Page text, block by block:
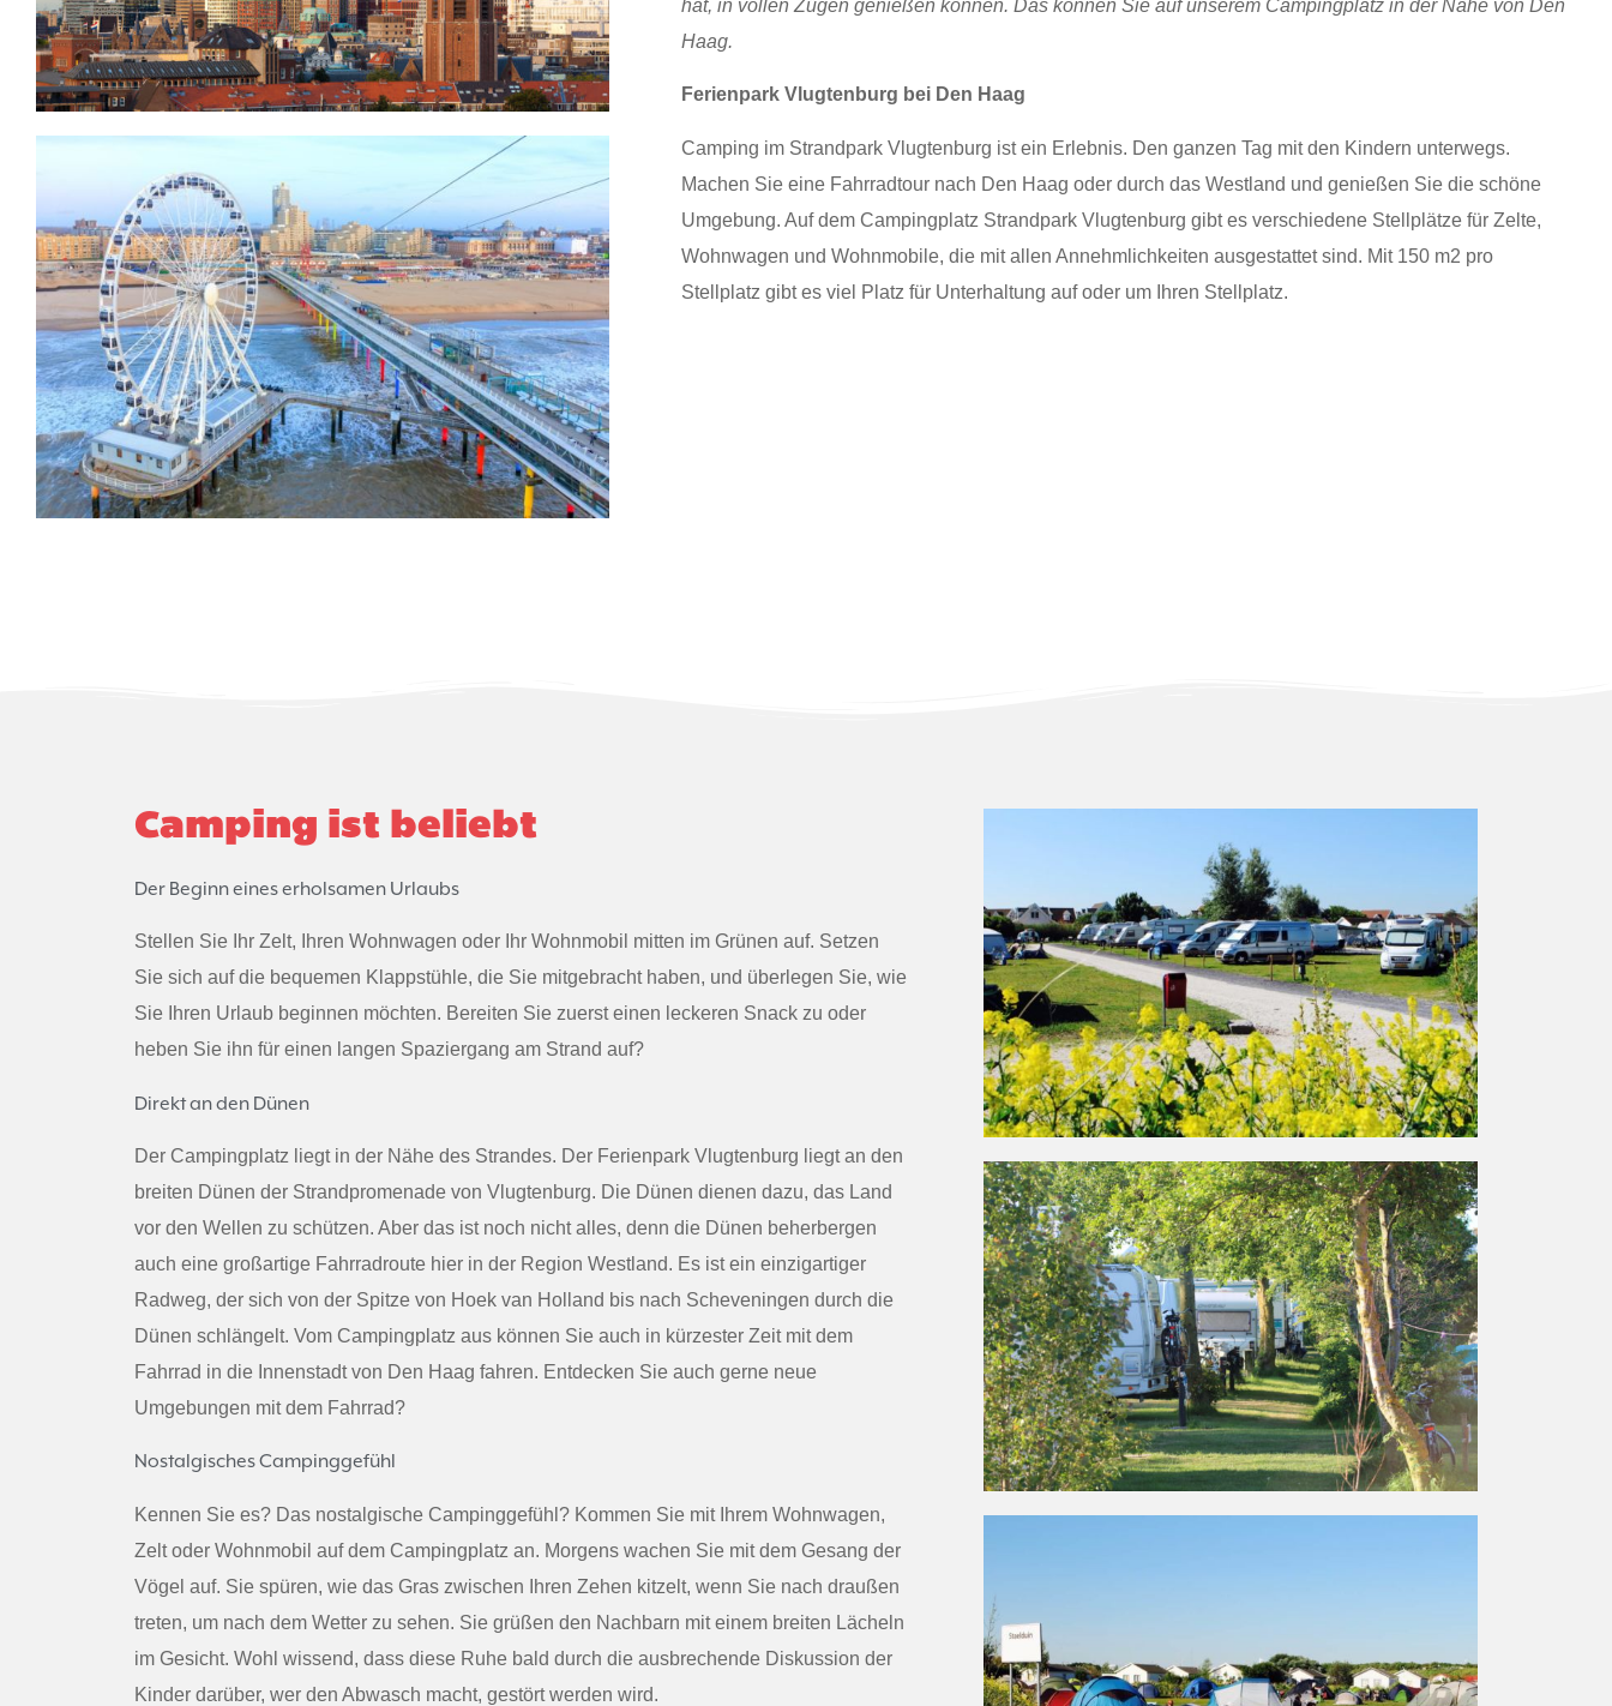
hat, in vollen Zügen genießen können. Das können Sie auf unserem Campingplatz in der Nähe von Den
Haag.
Ferienpark Vlugtenburg bei Den Haag
Camping im Strandpark Vlugtenburg ist ein Erlebnis. Den ganzen Tag mit den Kindern unterwegs.
Machen Sie eine Fahrradtour nach Den Haag oder durch das Westland und genießen Sie die schöne
Umgebung. Auf dem Campingplatz Strandpark Vlugtenburg gibt es verschiedene Stellplätze für Zelte,
Wohnwagen und Wohnmobile, die mit allen Annehmlichkeiten ausgestattet sind. Mit 150 m2 pro
Stellplatz gibt es viel Platz für Unterhaltung auf oder um Ihren Stellplatz.
Camping ist beliebt
Der Beginn eines erholsamen Urlaubs
Stellen Sie Ihr Zelt, Ihren Wohnwagen oder Ihr Wohnmobil mitten im Grünen auf. Setzen
Sie sich auf die bequemen Klappstühle, die Sie mitgebracht haben, und überlegen Sie, wie
Sie Ihren Urlaub beginnen möchten. Bereiten Sie zuerst einen leckeren Snack zu oder
heben Sie ihn für einen langen Spaziergang am Strand auf?
Direkt an den Dünen
Der Campingplatz liegt in der Nähe des Strandes. Der Ferienpark Vlugtenburg liegt an den
breiten Dünen der Strandpromenade von Vlugtenburg. Die Dünen dienen dazu, das Land
vor den Wellen zu schützen. Aber das ist noch nicht alles, denn die Dünen beherbergen
auch eine großartige Fahrradroute hier in der Region Westland. Es ist ein einzigartiger
Radweg, der sich von der Spitze von Hoek van Holland bis nach Scheveningen durch die
Dünen schlängelt. Vom Campingplatz aus können Sie auch in kürzester Zeit mit dem
Fahrrad in die Innenstadt von Den Haag fahren. Entdecken Sie auch gerne neue
Umgebungen mit dem Fahrrad?
Nostalgisches Campinggefühl
Kennen Sie es? Das nostalgische Campinggefühl? Kommen Sie mit Ihrem Wohnwagen,
Zelt oder Wohnmobil auf dem Campingplatz an. Morgens wachen Sie mit dem Gesang der
Vögel auf. Sie spüren, wie das Gras zwischen Ihren Zehen kitzelt, wenn Sie nach draußen
treten, um nach dem Wetter zu sehen. Sie grüßen den Nachbarn mit einem breiten Lächeln
im Gesicht. Wohl wissend, dass diese Ruhe bald durch die ausbrechende Diskussion der
Kinder darüber, wer den Abwasch macht, gestört werden wird.